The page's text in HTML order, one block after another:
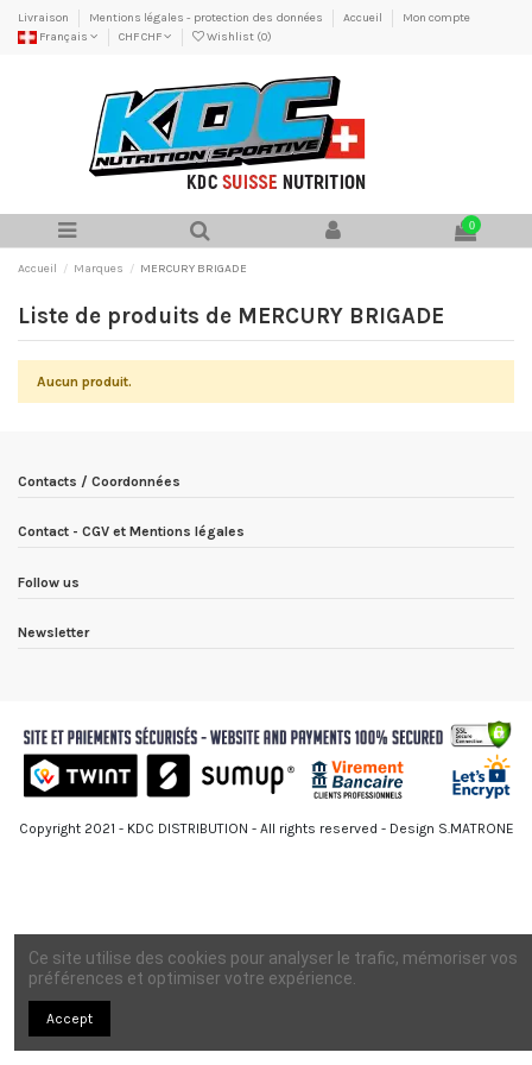
Livraison Mentions légales - protection des données Accueil
Mon compte
Français
CHF CHF Wishlist (0)
0
Accueil Marques MERCURY BRIGADE
Liste de produits de MERCURY BRIGADE
Aucun produit.
Contacts / Coordonnées
Contact - CGV et Mentions légales
Follow us
Newsletter
Copyright 2021 - KDC DISTRIBUTION - All rights reserved - Design S.MATRONE
Ce site utilise des cookies pour analyser le trafic, mémoriser vos
préférences et optimiser votre expérience.
Accept